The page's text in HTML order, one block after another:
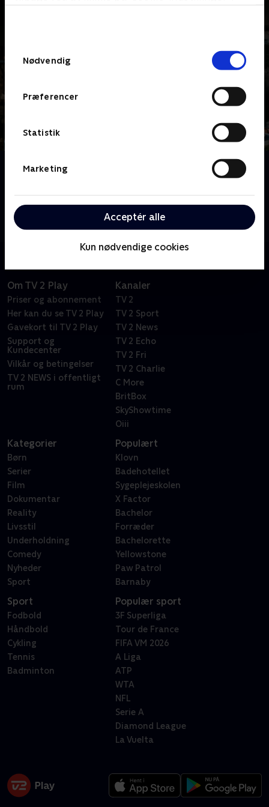
Nødvendig
Præferencer
Statistik
Marketing
Acceptér alle
Kun nødvendige cookies
Om Jul med Ernst
Ernst Kirchsteiger inviterer os ind i sin magiske
og viser, hvordan julen kan blive personlig og varm -
uden at koste for meget.
Om TV 2 Play
Priser og abonnement
Her kan du se TV 2 Play
Gavekort til TV 2 Play
Support og
Kundecenter
Vilkår og betingelser
TV 2 NEWS i offentligt
rum
Kanaler
TV 2
TV 2 Sport
TV 2 News
TV 2 Echo
TV 2 Fri
TV 2 Charlie
C More
BritBox
SkyShowtime
Oiii
Kategorier
Børn
Serier
Film
Dokumentar
Reality
Livsstil
Underholdning
Comedy
Nyheder
Sport
Populært
Klovn
Badehotellet
Sygeplejeskolen
X Factor
Bachelor
Forræder
Bachelorette
Yellowstone
Paw Patrol
Barnaby
Sport
Fodbold
Håndbold
Cykling
Tennis
Badminton
Populær sport
3F Superliga
Tour de France
FIFA VM 2026
A Liga
ATP
WTA
NFL
Serie A
Diamond League
La Vuelta